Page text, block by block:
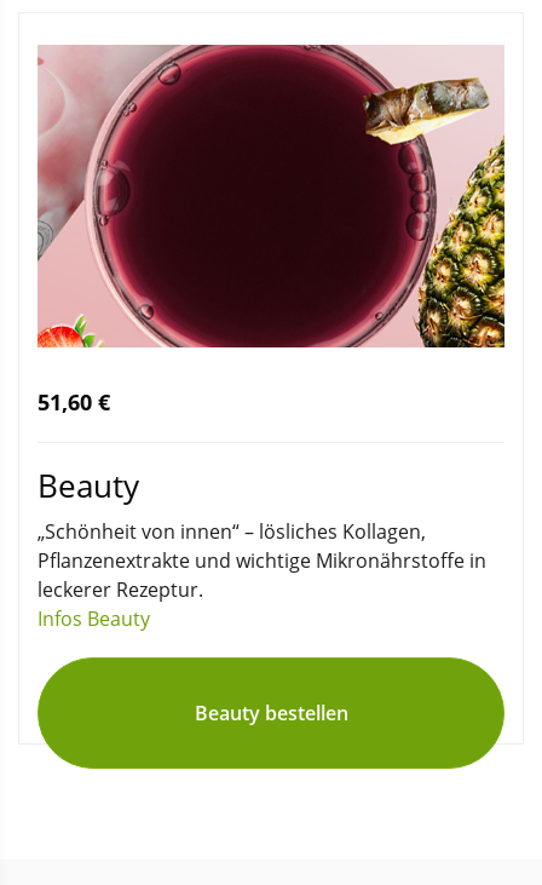
51,60 €
Beauty
„Schönheit von innen“ – lösliches Kollagen,
Pflanzenextrakte und wichtige Mikronährstoffe in
leckerer Rezeptur.
Infos Beauty
Beauty bestellen